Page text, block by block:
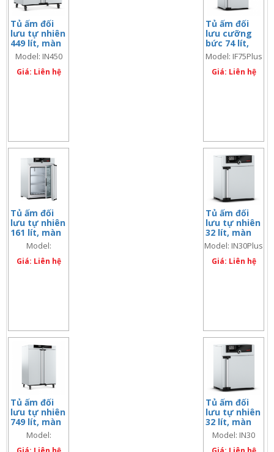
Tủ ấm đối
lưu tự nhiên
449 lít, màn
hình đơn
Model: IN450
Giá: Liên hệ
Tủ ấm đối
lưu cưỡng
bức 74 lít,
màn hình đôi
Model: IF75Plus
Giá: Liên hệ
Tủ ấm đối
lưu tự nhiên
161 lít, màn
hình đôi
Model:
IN160Plus
Giá: Liên hệ
Tủ ấm đối
lưu tự nhiên
32 lít, màn
hình đôi
Model: IN30Plus
Giá: Liên hệ
Tủ ấm đối
lưu tự nhiên
749 lít, màn
hình đôi
Model:
IN750Plus
Tủ ấm đối
lưu tự nhiên
32 lít, màn
hình đơn
Model: IN30